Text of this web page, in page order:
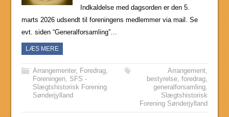
Indkaldelse med dagsorden er den 5.
marts 2026 udsendt til foreningens medlemmer via mail. Se
evt. siden “Generalforsamling”…
LÆS MERE
Arrangementer, Foredrag
Foreningen SFS -
Slægtshistorisk Forening
Sønderjylland
Arrangement,
bestyrelse, foredrag,
generalforsamling,
Slægtshistorisk
Forening Sønderjylland